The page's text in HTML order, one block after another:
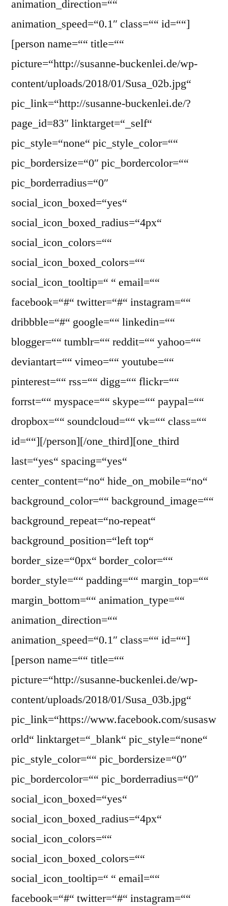
animation_direction=““
animation_speed=“0.1″ class=““ id=““]
[person name=““ title=““
picture=“http://susanne-buckenlei.de/wp-
content/uploads/2018/01/Susa_02b.jpg“
pic_link=“http://susanne-buckenlei.de/?
page_id=83″ linktarget=“_self“
pic_style=“none“ pic_style_color=““
pic_bordersize=“0″ pic_bordercolor=““
pic_borderradius=“0″
social_icon_boxed=“yes“
social_icon_boxed_radius=“4px“
social_icon_colors=““
social_icon_boxed_colors=““
social_icon_tooltip=“ “ email=““
facebook=“#“ twitter=“#“ instagram=““
dribbble=“#“ google=““ linkedin=““
blogger=““ tumblr=““ reddit=““ yahoo=““
deviantart=““ vimeo=““ youtube=““
pinterest=““ rss=““ digg=““ flickr=““
forrst=““ myspace=““ skype=““ paypal=““
dropbox=““ soundcloud=““ vk=““ class=““
id=““][/person][/one_third][one_third
last=“yes“ spacing=“yes“
center_content=“no“ hide_on_mobile=“no“
background_color=““ background_image=““
background_repeat=“no-repeat“
background_position=“left top“
border_size=“0px“ border_color=““
border_style=““ padding=““ margin_top=““
margin_bottom=““ animation_type=““
animation_direction=““
animation_speed=“0.1″ class=““ id=““]
[person name=““ title=““
picture=“http://susanne-buckenlei.de/wp-
content/uploads/2018/01/Susa_03b.jpg“
pic_link=“https://www.facebook.com/susasw
orld“ linktarget=“_blank“ pic_style=“none“
pic_style_color=““ pic_bordersize=“0″
pic_bordercolor=““ pic_borderradius=“0″
social_icon_boxed=“yes“
social_icon_boxed_radius=“4px“
social_icon_colors=““
social_icon_boxed_colors=““
social_icon_tooltip=“ “ email=““
facebook=“#“ twitter=“#“ instagram=““